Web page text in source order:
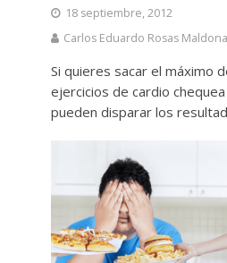
18 septiembre, 2012
Carlos Eduardo Rosas
Si quieres sacar el máximo
ejercicios de cardio
pueden disparar los